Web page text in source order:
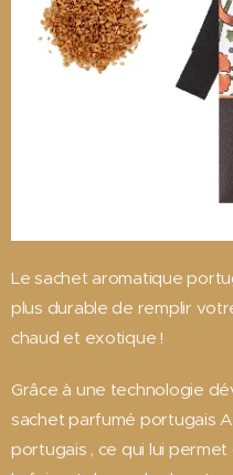
Le sachet aromatique
plus durable de remplir
chaud et exotique !
Grâce à une technologie
sachet parfumé portugais
portugais , ce qui lui